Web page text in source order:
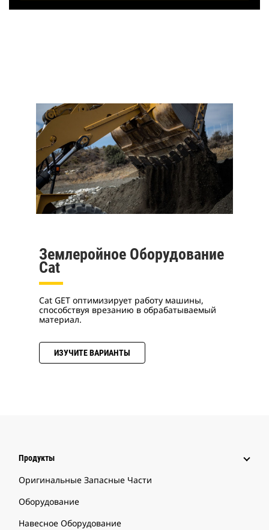
Землеройное Оборудование
Cat
Cat GET оптимизирует работу машины,
способствуя врезанию в обрабатываемый
материал.
ИЗУЧИТЕ ВАРИАНТЫ
Продукты
Оригинальные Запасные Части
Оборудование
Навесное Оборудование